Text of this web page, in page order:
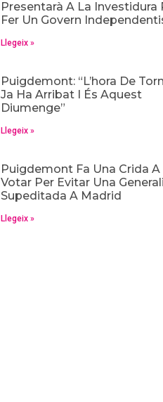
Presentarà A La Investidura
Fer Un Govern
Llegeix »
Puigdemont: “L’hora De
Ja Ha Arribat I És Aquest
Diumenge”
Llegeix »
Puigdemont Fa Una Crida A
Votar Per Evitar Una
Supeditada A Madrid
Llegeix »